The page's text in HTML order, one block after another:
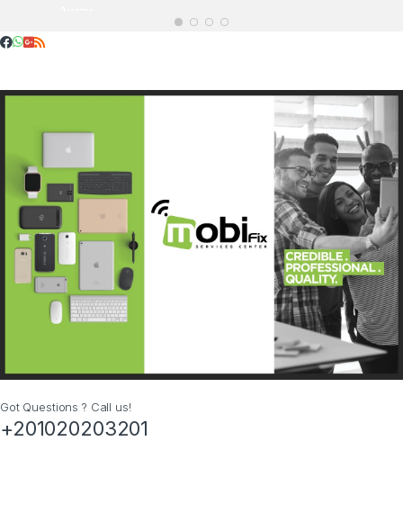
Got Questions ? Call us!
+201020203201